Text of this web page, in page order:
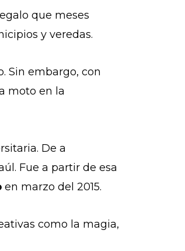
que meses
y veredas.
Sin embargo, con
moto en la
De a
Fue a partir de esa
en marzo del 2015.
como la magia,